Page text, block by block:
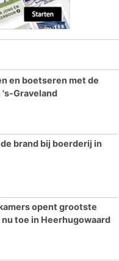
en boetseren met de
Graveland
brand bij boerderij in
opent grootste
toe in Heerhugowaard